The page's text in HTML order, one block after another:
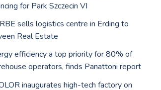
for Park Szczecin VI
sells logistics centre in Erding to
Real Estate
efficiency a top priority for 80% of
operators, finds Panattoni report
inaugurates high-tech factory on